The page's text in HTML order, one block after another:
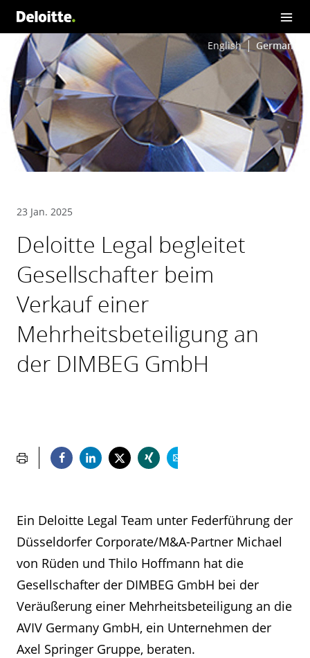
English German
23 Jan. 2025
Deloitte Legal begleitet
Gesellschafter beim
Verkauf einer
Mehrheitsbeteiligung an
der DIMBEG GmbH
Ein Deloitte Legal Team unter Federführung der
Düsseldorfer Corporate/M&A-Partner Michael
von Rüden und Thilo Hoffmann hat die
Gesellschafter der DIMBEG GmbH bei der
Veräußerung einer Mehrheitsbeteiligung an die
AVIV Germany GmbH, ein Unternehmen der
Axel Springer Gruppe, beraten.